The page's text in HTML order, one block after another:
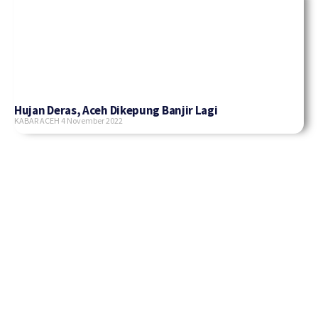
Hujan Deras, Aceh Dikepung Banjir Lagi
KABAR ACEH 4 November 2022